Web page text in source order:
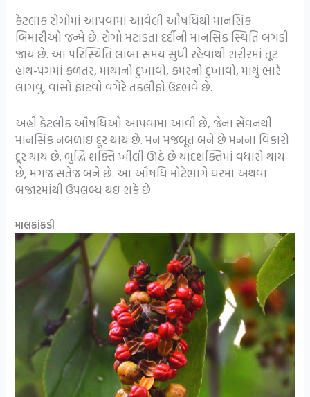
કેટલાક રોગોમાં આપવામાં આવેલી ઔષધિથી માનસિક
બિમારીઓ જન્મે છે. રોગો મટાડતા દર્દીની માનસિક સ્થિતિ બગડી
જાય છે. આ પરિસ્થિતિ લાંબા સમય સુધી રહેવાથી શરીરમાં તૂટ
હાથ-પગમાં કળતર, માથાનો દુખાવો, કમરનો દુખાવો, માથું ભારે
લાગવું, વાંસો ફાટવો વગેરે તકલીફો ઉદભવે છે.
અહીં કેટલીક ઔષધિઓ આપવામાં આવી છે, જેના સેવનથી
માનસિક નબળાઇ દૂર થાય છે. મન મજબૂત બને છે મનના વિકારો
દૂર થાય છે. બુદ્ધિ શક્તિ ખીલી ઊઠે છે યાદશક્તિમાં વધારો થાય
છે, મગજ સતેજ બને છે. આ ઔષધિ મોટેભાગે ઘરમાં અથવા
બજારમાંથી ઉપલબ્ધ થઇ શકે છે.
માલકાંકડી